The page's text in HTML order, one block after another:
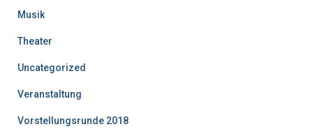
Musik
Theater
Uncategorized
Veranstaltung
Vorstellungsrunde 2018